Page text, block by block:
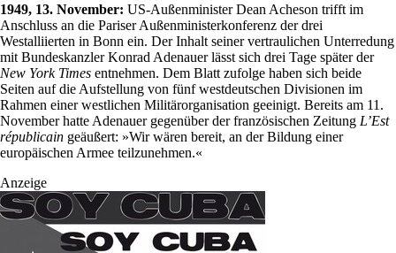
1949, 13. November: US-Außenminister Dean Acheson trifft im
Anschluss an die Pariser Außenministerkonferenz der drei
Westalliierten in Bonn ein. Der Inhalt seiner vertraulichen Unterredung
mit Bundeskanzler Konrad Adenauer lässt sich drei Tage später der
New York Times entnehmen. Dem Blatt zufolge haben sich beide
Seiten auf die Aufstellung von fünf westdeutschen Divisionen im
Rahmen einer westlichen Militärorganisation geeinigt. Bereits am 11.
November hatte Adenauer gegenüber der französischen Zeitung L’Est
républicain geäußert: »Wir wären bereit, an der Bildung einer
europäischen Armee teilzunehmen.«
Anzeige